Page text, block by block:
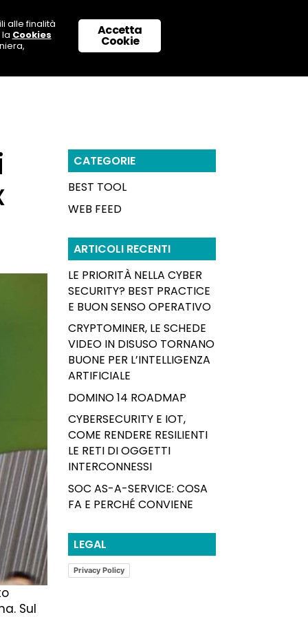
NOI SUPPORTO & CONTATTI
Sul
CATEGORIE
BEST TOOL
WEB FEED
ARTICOLI RECENTI
LE PRIORITÀ NELLA CYBER
SECURITY? BEST PRACTICE
E BUON SENSO OPERATIVO
CRYPTOMINER, LE SCHEDE
VIDEO IN DISUSO TORNANO
BUONE PER L’INTELLIGENZA
ARTIFICIALE
DOMINO 14 ROADMAP
CYBERSECURITY E IOT,
COME RENDERE RESILIENTI
LE RETI DI OGGETTI
INTERCONNESSI
SOC AS-A-SERVICE: COSA
FA E PERCHÉ CONVIENE
LEGAL
Privacy Policy
Accetta
Cookie
alle finalità
Cookies